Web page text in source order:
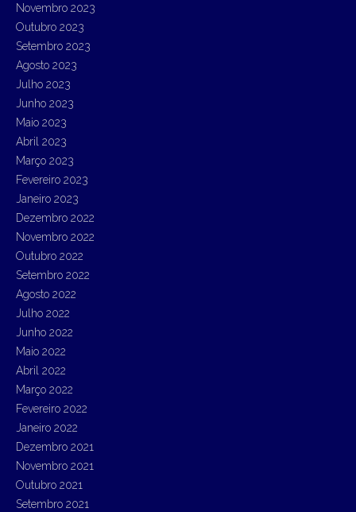
Novembro 2023
Outubro 2023
Setembro 2023
Agosto 2023
Julho 2023
Junho 2023
Maio 2023
Abril 2023
Março 2023
Fevereiro 2023
Janeiro 2023
Dezembro 2022
Novembro 2022
Outubro 2022
Setembro 2022
Agosto 2022
Julho 2022
Junho 2022
Maio 2022
Abril 2022
Março 2022
Fevereiro 2022
Janeiro 2022
Dezembro 2021
Novembro 2021
Outubro 2021
Setembro 2021